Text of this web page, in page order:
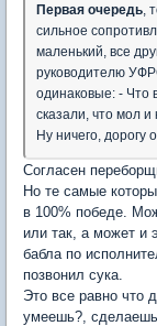
Первая очередь ,
сильное
маленький, все
руководителю
одинаковые: - Что
сказали, что мол и
Ну ничего, дорогу
Согласен
Но те самые
в 100% победе.
или так, а может и
бабла по
позвонил сука.
Это все равно что
умеешь?,